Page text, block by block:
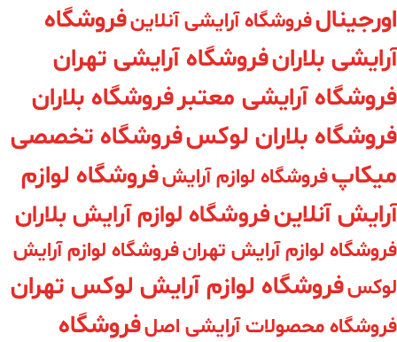
اورجینالفروشگاه آرایشی آنلاینفروشگاه
آرایشی بلارانفروشگاه آرایشی تهران
فروشگاه آرایشی معتبرفروشگاه بلاران
فروشگاه بلاران لوکسفروشگاه تخصصی
میکاپفروشگاه لوازم آرایشفروشگاه لوازم
آرایش آنلاینفروشگاه لوازم آرایش بلاران
فروشگاه لوازم آرایش تهرانفروشگاه لوازم آرایش
لوکسفروشگاه لوازم آرایش لوکس تهران
فروشگاه محصولات آرایشی اصلفروشگاه